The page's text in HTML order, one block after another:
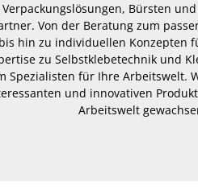
Bürsten
Von der Beratung zum
hin zu individuellen Konzepten
zu Selbstklebetechnik und
Spezialisten für Ihre Arbeitswelt.
und innovativen
Arbeitswelt